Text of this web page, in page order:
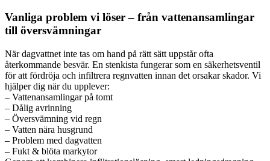
Vanliga problem vi löser – från vattenansamlingar
till översvämningar
När dagvattnet inte tas om hand på rätt sätt uppstår ofta
återkommande besvär. En stenkista fungerar som en säkerhetsventil
för att fördröja och infiltrera regnvatten innan det orsakar skador. Vi
hjälper dig när du upplever:
– Vattenansamlingar på tomt
– Dålig avrinning
– Översvämning vid regn
– Vatten nära husgrund
– Problem med dagvatten
– Fukt & blöta markytor